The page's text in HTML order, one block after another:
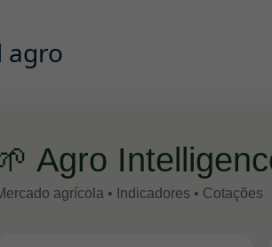
agro
Agro
agrícola • Indicadores • Cotações